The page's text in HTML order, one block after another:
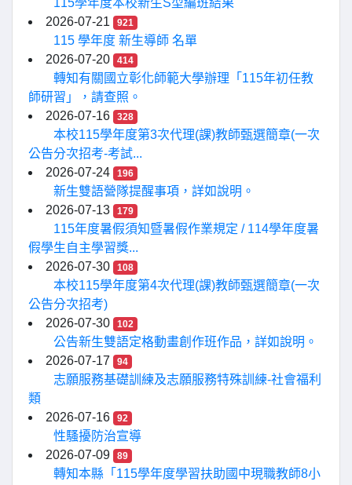
115學年度本校新生S型編班結果
2026-07-21
921
115 學年度 新生導師 名單
2026-07-20
414
轉知有關國立彰化師範大學辦理「115年初任教
師研習」，請查照。
2026-07-16
328
本校115學年度第3次代理(課)教師甄選簡章(一次
公告分次招考-考試...
2026-07-24
196
新生雙語營隊提醒事項，詳如說明。
2026-07-13
179
115年度暑假須知暨暑假作業規定 / 114學年度暑
假學生自主學習獎...
2026-07-30
108
本校115學年度第4次代理(課)教師甄選簡章(一次
公告分次招考)
2026-07-30
102
公告新生雙語定格動畫創作班作品，詳如說明。
2026-07-17
94
志願服務基礎訓練及志願服務特殊訓練-社會福利
類
2026-07-16
92
性騷擾防治宣導
2026-07-09
89
轉知本縣「115學年度學習扶助國中現職教師8小